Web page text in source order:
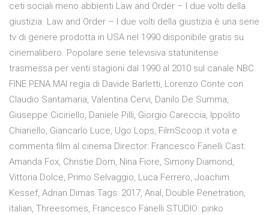
ceti sociali meno abbienti Law and Order – I due volti della
giustizia. Law and Order – I due volti della giustizia è una serie
tv di genere prodotta in USA nel 1990 disponibile gratis su
cinemalibero. Popolare serie televisiva statunitense
trasmessa per venti stagioni dal 1990 al 2010 sul canale NBC.
FINE PENA MAI regia di Davide Barletti, Lorenzo Conte con
Claudio Santamaria, Valentina Cervi, Danilo De Summa,
Giuseppe Ciciriello, Daniele Pilli, Giorgio Careccia, Ippolito
Chiariello, Giancarlo Luce, Ugo Lops, FilmScoop.it vota e
commenta film al cinema Director: Francesco Fanelli Cast:
Amanda Fox, Christie Dom, Nina Fiore, Simony Diamond,
Vittoria Dolce, Primo Selvaggio, Luca Ferrero, Joachim
Kessef, Adrian Dimas Tags: 2017, Anal, Double Penetration,
italian, Threesomes, Francesco Fanelli STUDIO: pinko